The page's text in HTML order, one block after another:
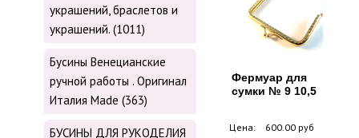
украшений, браслетов и
украшений. (1011)
Бусины Венецианские
ручной работы . Оригинал
Италия Made (363)
БУСИНЫ ДЛЯ РУКОДЕЛИЯ
Фермуар для
сумки № 9 10,5
Цена: 600.00 руб